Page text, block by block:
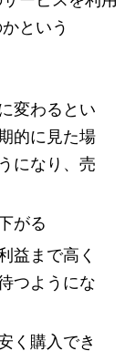
という
変わるとい
的に見た場
になり、売
がる
益まで高く
つようにな
く購入でき